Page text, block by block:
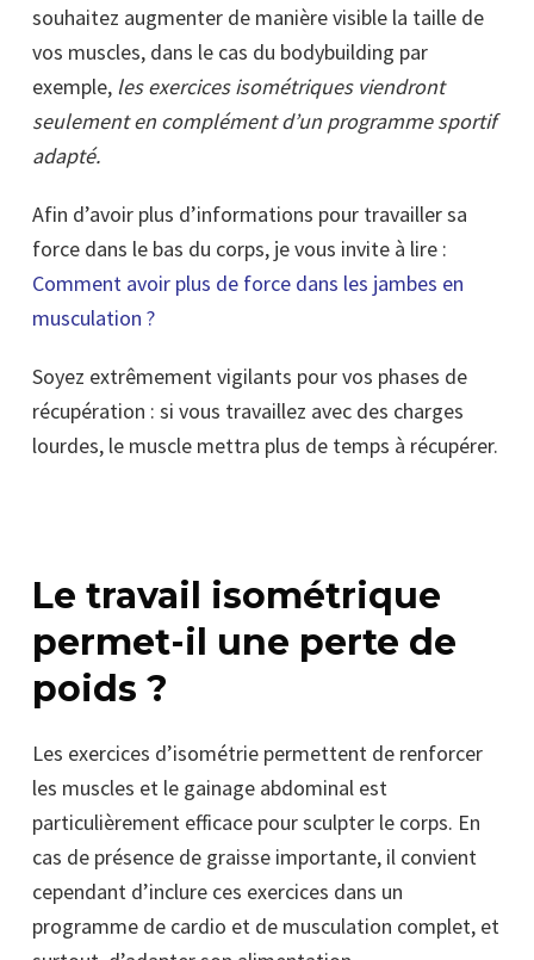
souhaitez augmenter de manière visible la taille de
vos muscles, dans le cas du bodybuilding par
exemple, les exercices isométriques viendront
seulement en complément d’un programme sportif
adapté.
Afin d’avoir plus d’informations pour travailler sa
force dans le bas du corps, je vous invite à lire :
Comment avoir plus de force dans les jambes en
musculation ?
Soyez extrêmement vigilants pour vos phases de
récupération : si vous travaillez avec des charges
lourdes, le muscle mettra plus de temps à récupérer.
Le travail isométrique
permet-il une perte de
poids ?
Les exercices d’isométrie permettent de renforcer
les muscles et le gainage abdominal est
particulièrement efficace pour sculpter le corps. En
cas de présence de graisse importante, il convient
cependant d’inclure ces exercices dans un
programme de cardio et de musculation complet, et